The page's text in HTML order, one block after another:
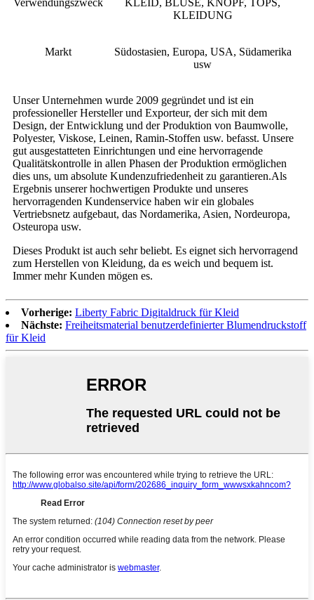
KLEIDUNG
Markt
Südostasien, Europa, USA, Südamerika
usw
Unser Unternehmen wurde 2009 gegründet und ist ein
professioneller Hersteller und Exporteur, der sich mit dem
Design, der Entwicklung und der Produktion von Baumwolle,
Polyester, Viskose, Leinen, Ramin-Stoffen usw. befasst. Unsere
gut ausgestatteten Einrichtungen und eine hervorragende
Qualitätskontrolle in allen Phasen der Produktion ermöglichen
dies uns, um absolute Kundenzufriedenheit zu garantieren.Als
Ergebnis unserer hochwertigen Produkte und unseres
hervorragenden Kundenservice haben wir ein globales
Vertriebsnetz aufgebaut, das Nordamerika, Asien, Nordeuropa,
Osteuropa usw.
Dieses Produkt ist auch sehr beliebt. Es eignet sich hervorragend
zum Herstellen von Kleidung, da es weich und bequem ist.
Immer mehr Kunden mögen es.
Vorherige: Liberty Fabric Digitaldruck für Kleid
Nächste: Freiheitsmaterial benutzerdefinierter Blumendruckstoff
für Kleid